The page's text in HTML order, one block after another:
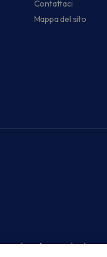
Contattaci
Mappa del sito
ad operatori